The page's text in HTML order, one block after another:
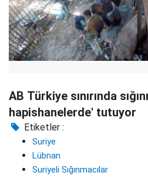
AB Türkiye sınırında
hapishanelerde' tutuyor
Etiketler :
Suriye
Lübnan
Suriyeli Sığınmacılar